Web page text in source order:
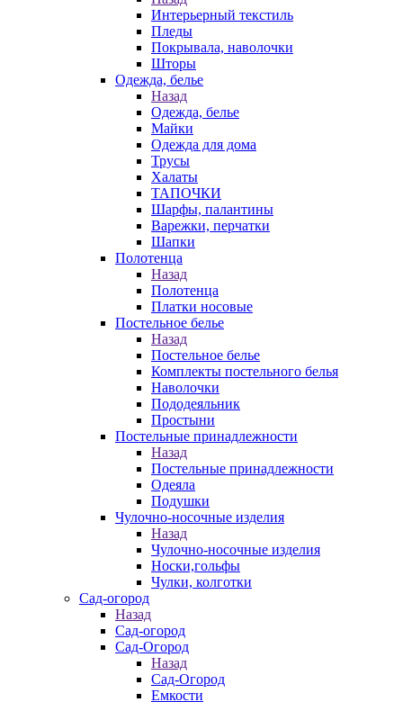
Интерьерный текстиль
Пледы
Покрывала, наволочки
Шторы
Одежда, белье
Назад
Одежда, белье
Майки
Одежда для дома
Трусы
Халаты
ТАПОЧКИ
Шарфы, палантины
Варежки, перчатки
Шапки
Полотенца
Назад
Полотенца
Платки носовые
Постельное белье
Назад
Постельное белье
Комплекты постельного белья
Наволочки
Пододеяльник
Простыни
Постельные принадлежности
Назад
Постельные принадлежности
Одеяла
Подушки
Чулочно-носочные изделия
Назад
Чулочно-носочные изделия
Носки,гольфы
Чулки, колготки
Сад-огород
Назад
Сад-огород
Сад-Огород
Назад
Сад-Огород
Емкости